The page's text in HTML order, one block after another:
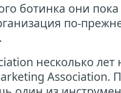
ботинка они пока
по-
несколько
Association.